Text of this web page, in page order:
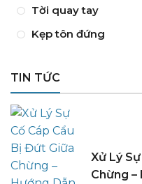
Tời quay tay
Kẹp tôn đứng
TIN TỨC
Xử Lý
Chừng –